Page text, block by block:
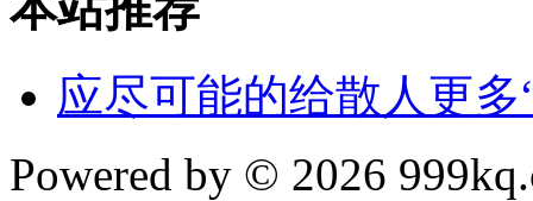
应尽可能的给散人更多
Powered by © 2026